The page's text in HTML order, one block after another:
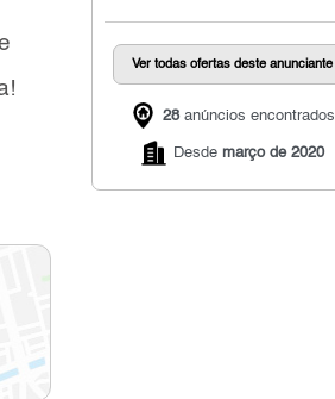
Ver todas ofertas deste anunciante
28anúncios encontrados
Desde março de 2020